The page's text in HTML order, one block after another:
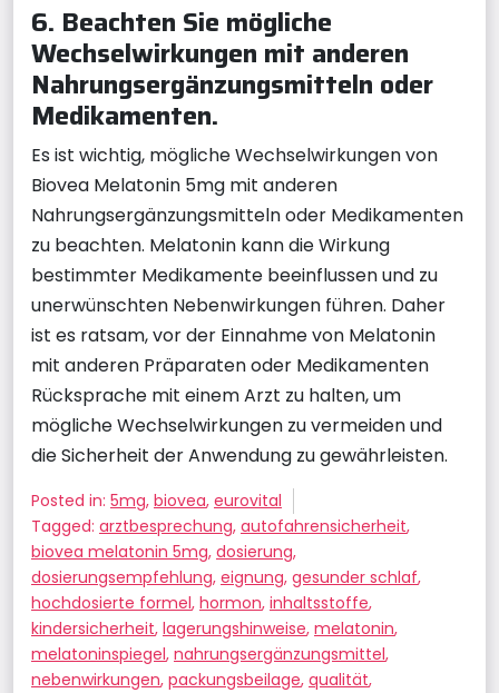
6. Beachten Sie mögliche
Wechselwirkungen mit anderen
Nahrungsergänzungsmitteln oder
Medikamenten.
Es ist wichtig, mögliche Wechselwirkungen von
Biovea Melatonin 5mg mit anderen
Nahrungsergänzungsmitteln oder Medikamenten
zu beachten. Melatonin kann die Wirkung
bestimmter Medikamente beeinflussen und zu
unerwünschten Nebenwirkungen führen. Daher
ist es ratsam, vor der Einnahme von Melatonin
mit anderen Präparaten oder Medikamenten
Rücksprache mit einem Arzt zu halten, um
mögliche Wechselwirkungen zu vermeiden und
die Sicherheit der Anwendung zu gewährleisten.
Posted in: 5mg, biovea, eurovital
Tagged: arztbesprechung, autofahrensicherheit,
biovea melatonin 5mg, dosierung,
dosierungsempfehlung, eignung, gesunder schlaf,
hochdosierte formel, hormon, inhaltsstoffe,
kindersicherheit, lagerungshinweise, melatonin,
melatoninspiegel, nahrungsergänzungsmittel,
nebenwirkungen, packungsbeilage, qualität,